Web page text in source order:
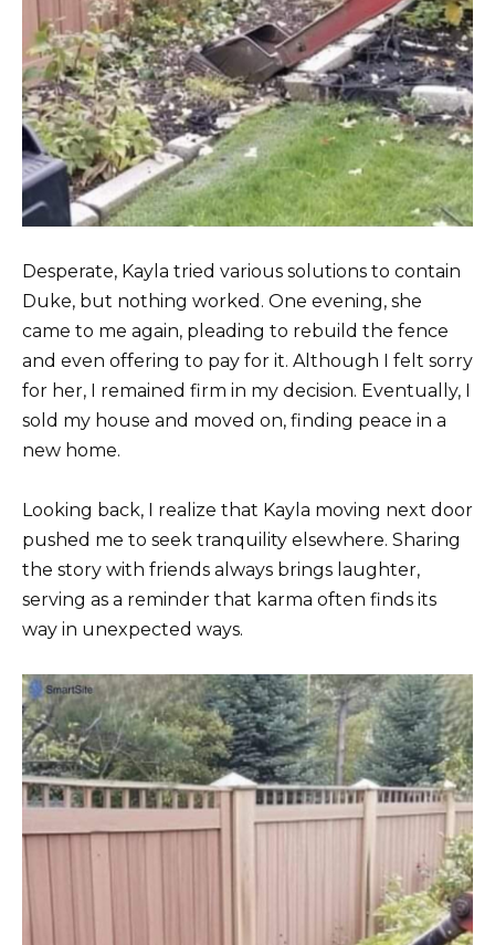
Desperate, Kayla tried various solutions to contain
Duke, but nothing worked. One evening, she
came to me again, pleading to rebuild the fence
and even offering to pay for it. Although I felt sorry
for her, I remained firm in my decision. Eventually, I
sold my house and moved on, finding peace in a
new home.
Looking back, I realize that Kayla moving next door
pushed me to seek tranquility elsewhere. Sharing
the story with friends always brings laughter,
serving as a reminder that karma often finds its
way in unexpected ways.